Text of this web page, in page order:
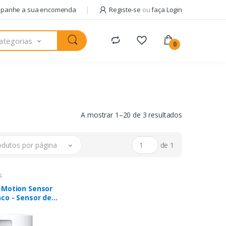
a sua encomenda Registe-se oufaça Login
0
A mostrar 1–20 de 3 resultados
por página de 1
Sensor
- Sensor de